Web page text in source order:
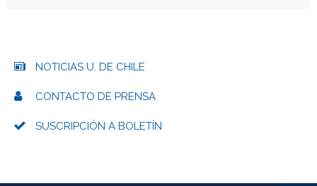
NOTICIAS U. DE CHILE
CONTACTO DE PRENSA
SUSCRIPCIÓN A BOLETÍN